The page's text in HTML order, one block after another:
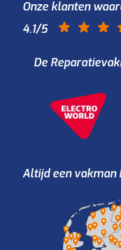
Onze klanten
4.1/5
De
Altijd een vakman